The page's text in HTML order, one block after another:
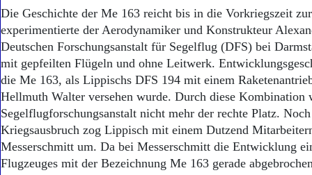
Start
Wer wir sind
Aktuelle Ausgabe
Abonnenten-Login
Abonnent werden
Abo Prämien
Archiv
Mediadaten
Kontakt
Impressum
Datenschutz
Die Geschichte der Me 163 reicht bis in die Vorkriegszeit
experimentierte der Aerodynamiker und Konstrukteur
Deutschen Forschungsanstalt für Segelflug (DFS) bei
mit gepfeilten Flügeln und ohne Leitwerk.
die Me 163, als Lippischs DFS 194 mit einem
Hellmuth Walter versehen wurde. Durch diese Kombination
Segelflugforschungsanstalt nicht mehr der rechte Platz.
Kriegsausbruch zog Lippisch mit einem Dutzend
Messerschmitt um. Da bei Messerschmitt die Entwicklung
Flugzeuges mit der Bezeichnung Me 163 gerade